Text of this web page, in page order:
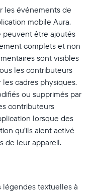
les événements de
mobile Aura.
peuvent être ajoutés
complets et non
sont visibles
les contributeurs
cadres physiques.
ou supprimés par
contributeurs
lorsque des
qu’ils aient activé
de leur appareil.
légendes textuelles à